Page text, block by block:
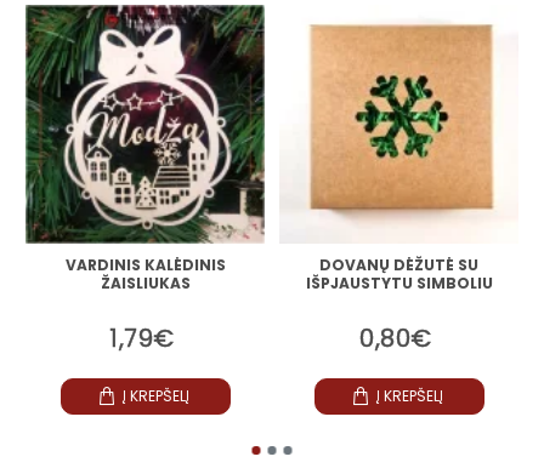
VARDINIS KALĖDINIS
ŽAISLIUKAS
1,79€
Į KREPŠELĮ
DOVANŲ DĖŽUTĖ SU
IŠPJAUSTYTU SIMBOLIU
0,80€
Į KREPŠELĮ